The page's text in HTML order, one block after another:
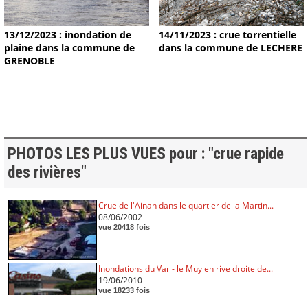
13/12/2023 : inondation de
plaine dans la commune de
GRENOBLE
14/11/2023 : crue torrentielle
dans la commune de LECHERE
PHOTOS LES PLUS VUES pour : "crue rapide
des rivières"
Crue de l'Ainan dans le quartier de la Martin...
08/06/2002
vue 20418 fois
Inondations du Var - le Muy en rive droite de...
19/06/2010
vue 18233 fois